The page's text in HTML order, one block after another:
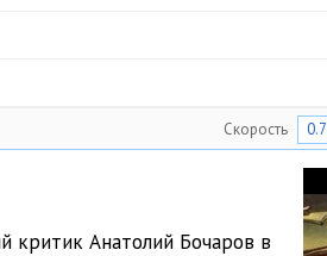
Скорость
критик Анатолий Бочаров в